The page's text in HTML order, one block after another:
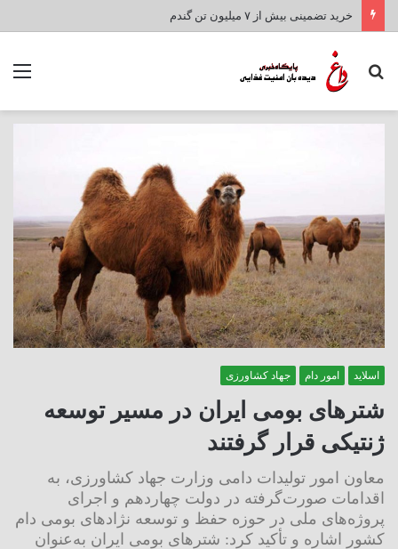
خرید تضمینی بیش از ۷ میلیون تن گندم
جستجو
اسلاید امور دام جهاد کشاورزی
شترهای بومی ایران در مسیر توسعه
ژنتیکی قرار گرفتند
معاون امور تولیدات دامی وزارت جهاد کشاورزی، به
اقدامات صورت‌گرفته در دولت چهاردهم و اجرای
پروژه‌های ملی در حوزه حفظ و توسعه نژادهای بومی دام
کشور اشاره و تأکید کرد: شترهای بومی ایران به‌عنوان